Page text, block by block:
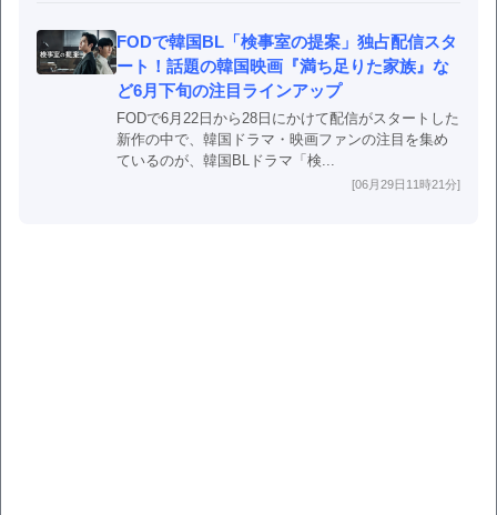
FODで韓国BL「検事室の提案」独占配信スタ
ート！話題の韓国映画『満ち足りた家族』な
ど6月下旬の注目ラインアップ
FODで6月22日から28日にかけて配信がスタートした
新作の中で、韓国ドラマ・映画ファンの注目を集め
ているのが、韓国BLドラマ「検...
[06月29日11時21分]